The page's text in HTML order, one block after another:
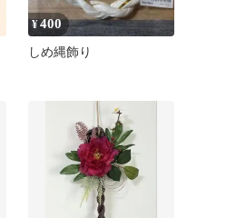
¥400
しめ縄飾り